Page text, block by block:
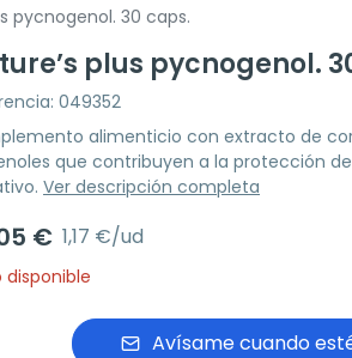
pycnogenol. 30 caps.
plus pycnogenol.
049352
alimenticio con extracto de
que contribuyen a la protección
Ver descripción completa
€ 1,17 €/ud
disponible
Avísame cuando